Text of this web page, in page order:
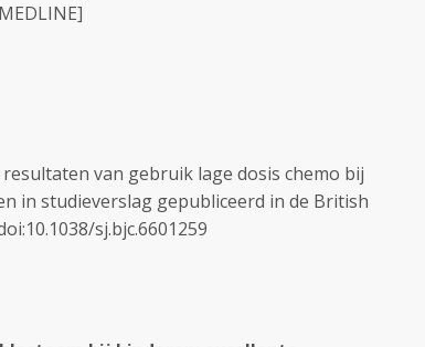
van gebruik lage dosis chemo bij
in studieverslag gepubliceerd in de British
sj.bjc.6601259